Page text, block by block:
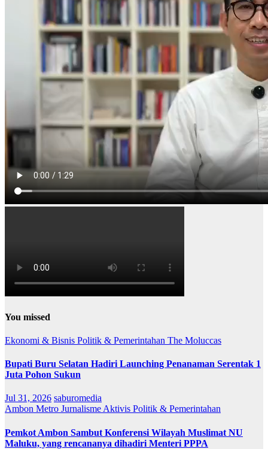
You missed
Ekonomi & Bisnis Politik & Pemerintahan The Moluccas
Bupati Buru Selatan Hadiri Launching Penanaman Serentak 1
Juta Pohon Sukun
Jul 31, 2026 saburomedia
Ambon Metro Jurnalisme Aktivis Politik & Pemerintahan
Pemkot Ambon Sambut Konferensi Wilayah Muslimat NU
Maluku, yang rencananya dihadiri Menteri PPPA